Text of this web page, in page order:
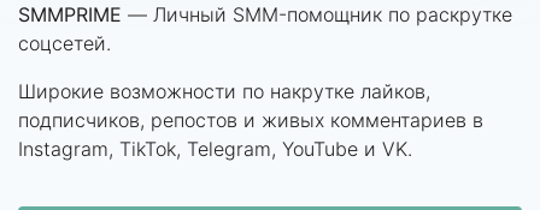
SMMPRIME — Личный SMM-помощник по раскрутке
соцсетей.
Широкие возможности по накрутке лайков,
подписчиков, репостов и живых комментариев в
Instagram, TikTok, Telegram, YouTube и VK.